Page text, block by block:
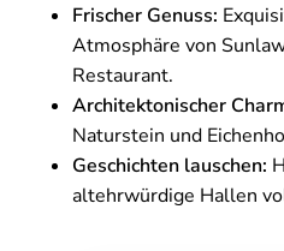
Frischer Genuss:
Atmosphäre von
Restaurant.
Architektonischer
Naturstein und
Geschichten lauschen:
altehrwürdige Hallen